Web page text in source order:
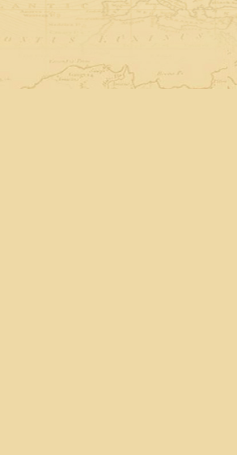
江西名人辈出、
佑等文学家、政治家
苏维埃中央政府成立
一，为中国革命胜利作
江西产业齐备、